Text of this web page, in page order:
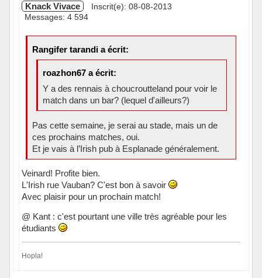
Knack Vivace
Inscrit(e): 08-08-2013
Messages: 4 594
Rangifer tarandi a écrit:
roazhon67 a écrit:
Y a des rennais à choucroutteland pour voir le
match dans un bar? (lequel d'ailleurs?)
Pas cette semaine, je serai au stade, mais un de
ces prochains matches, oui.
Et je vais à l’Irish pub à Esplanade généralement.
Veinard! Profite bien.
L'Irish rue Vauban? C'est bon à savoir
Avec plaisir pour un prochain match!
@ Kant : c'est pourtant une ville très agréable pour les
étudiants
Hopla!